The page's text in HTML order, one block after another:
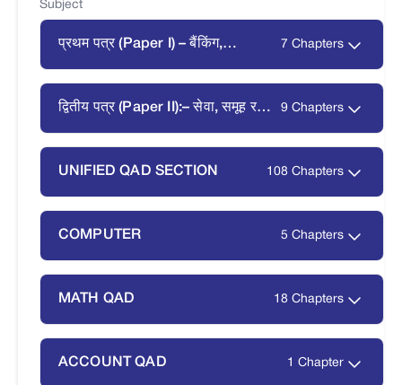
Subject
प्रथम पत्र (Paper I) – बैंकिंग,
7 Chapters
द्वितीय पत्र (Paper II):– सेवा, समूह र
9 Chapters
UNIFIED QAD SECTION 108 Chapters
COMPUTER 5 Chapters
MATH QAD 18 Chapters
ACCOUNT QAD 1 Chapter